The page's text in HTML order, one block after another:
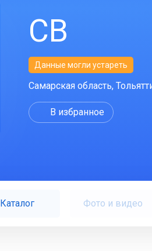
СВ
Данные могли устареть
Самарская область,
В избранное
Каталог Фото и видео